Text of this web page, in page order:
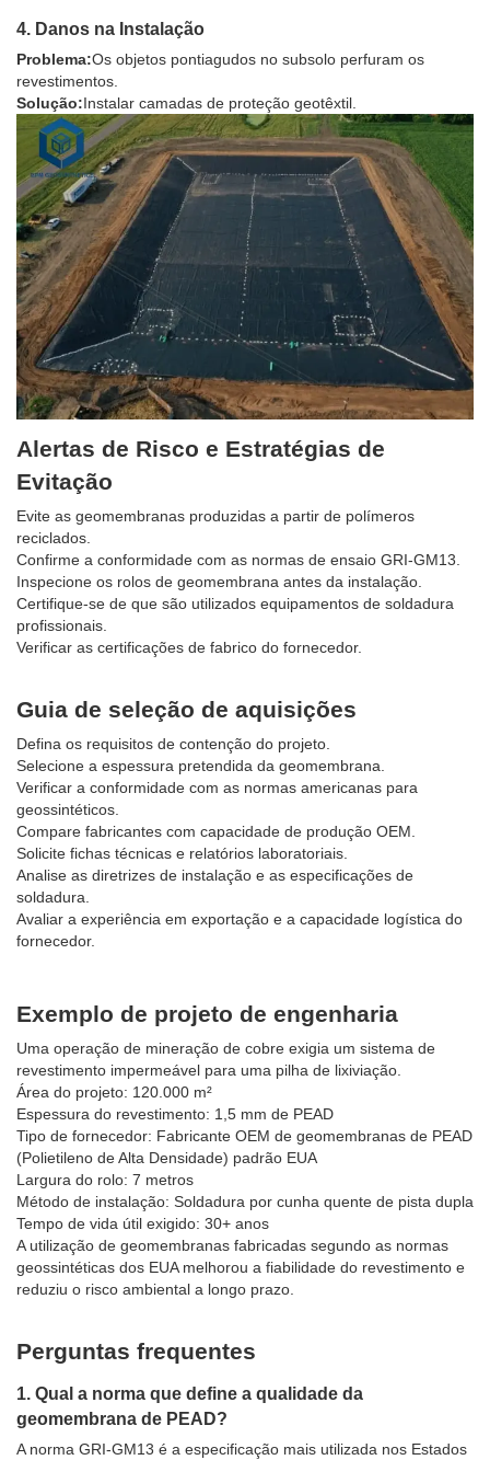
4. Danos na Instalação
Problema:Os objetos pontiagudos no subsolo perfuram os
revestimentos.
Solução:Instalar camadas de proteção geotêxtil.
Alertas de Risco e Estratégias de
Evitação
Evite as geomembranas produzidas a partir de polímeros
reciclados.
Confirme a conformidade com as normas de ensaio GRI-GM13.
Inspecione os rolos de geomembrana antes da instalação.
Certifique-se de que são utilizados equipamentos de soldadura
profissionais.
Verificar as certificações de fabrico do fornecedor.
Guia de seleção de aquisições
Defina os requisitos de contenção do projeto.
Selecione a espessura pretendida da geomembrana.
Verificar a conformidade com as normas americanas para
geossintéticos.
Compare fabricantes com capacidade de produção OEM.
Solicite fichas técnicas e relatórios laboratoriais.
Analise as diretrizes de instalação e as especificações de
soldadura.
Avaliar a experiência em exportação e a capacidade logística do
fornecedor.
Exemplo de projeto de engenharia
Uma operação de mineração de cobre exigia um sistema de
revestimento impermeável para uma pilha de lixiviação.
Área do projeto: 120.000 m²
Espessura do revestimento: 1,5 mm de PEAD
Tipo de fornecedor: Fabricante OEM de geomembranas de PEAD
(Polietileno de Alta Densidade) padrão EUA
Largura do rolo: 7 metros
Método de instalação: Soldadura por cunha quente de pista dupla
Tempo de vida útil exigido: 30+ anos
A utilização de geomembranas fabricadas segundo as normas
geossintéticas dos EUA melhorou a fiabilidade do revestimento e
reduziu o risco ambiental a longo prazo.
Perguntas frequentes
1. Qual a norma que define a qualidade da
geomembrana de PEAD?
A norma GRI-GM13 é a especificação mais utilizada nos Estados